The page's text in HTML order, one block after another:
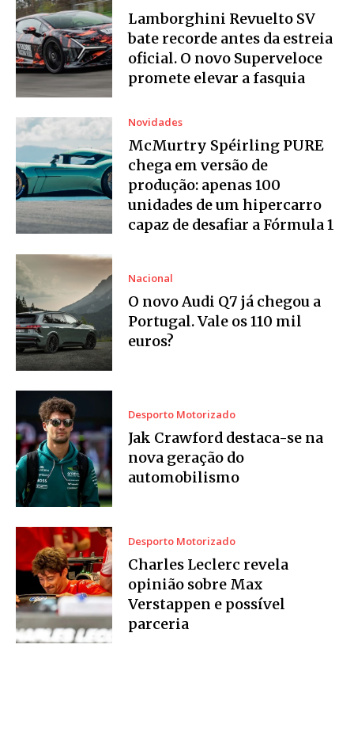
Lamborghini Revuelto SV
bate recorde antes da estreia
oficial. O novo Superveloce
promete elevar a fasquia
Novidades
McMurtry Spéirling PURE
chega em versão de
produção: apenas 100
unidades de um hipercarro
capaz de desafiar a Fórmula 1
Nacional
O novo Audi Q7 já chegou a
Portugal. Vale os 110 mil
euros?
Desporto Motorizado
Jak Crawford destaca-se na
nova geração do
automobilismo
Desporto Motorizado
Charles Leclerc revela
opinião sobre Max
Verstappen e possível
parceria